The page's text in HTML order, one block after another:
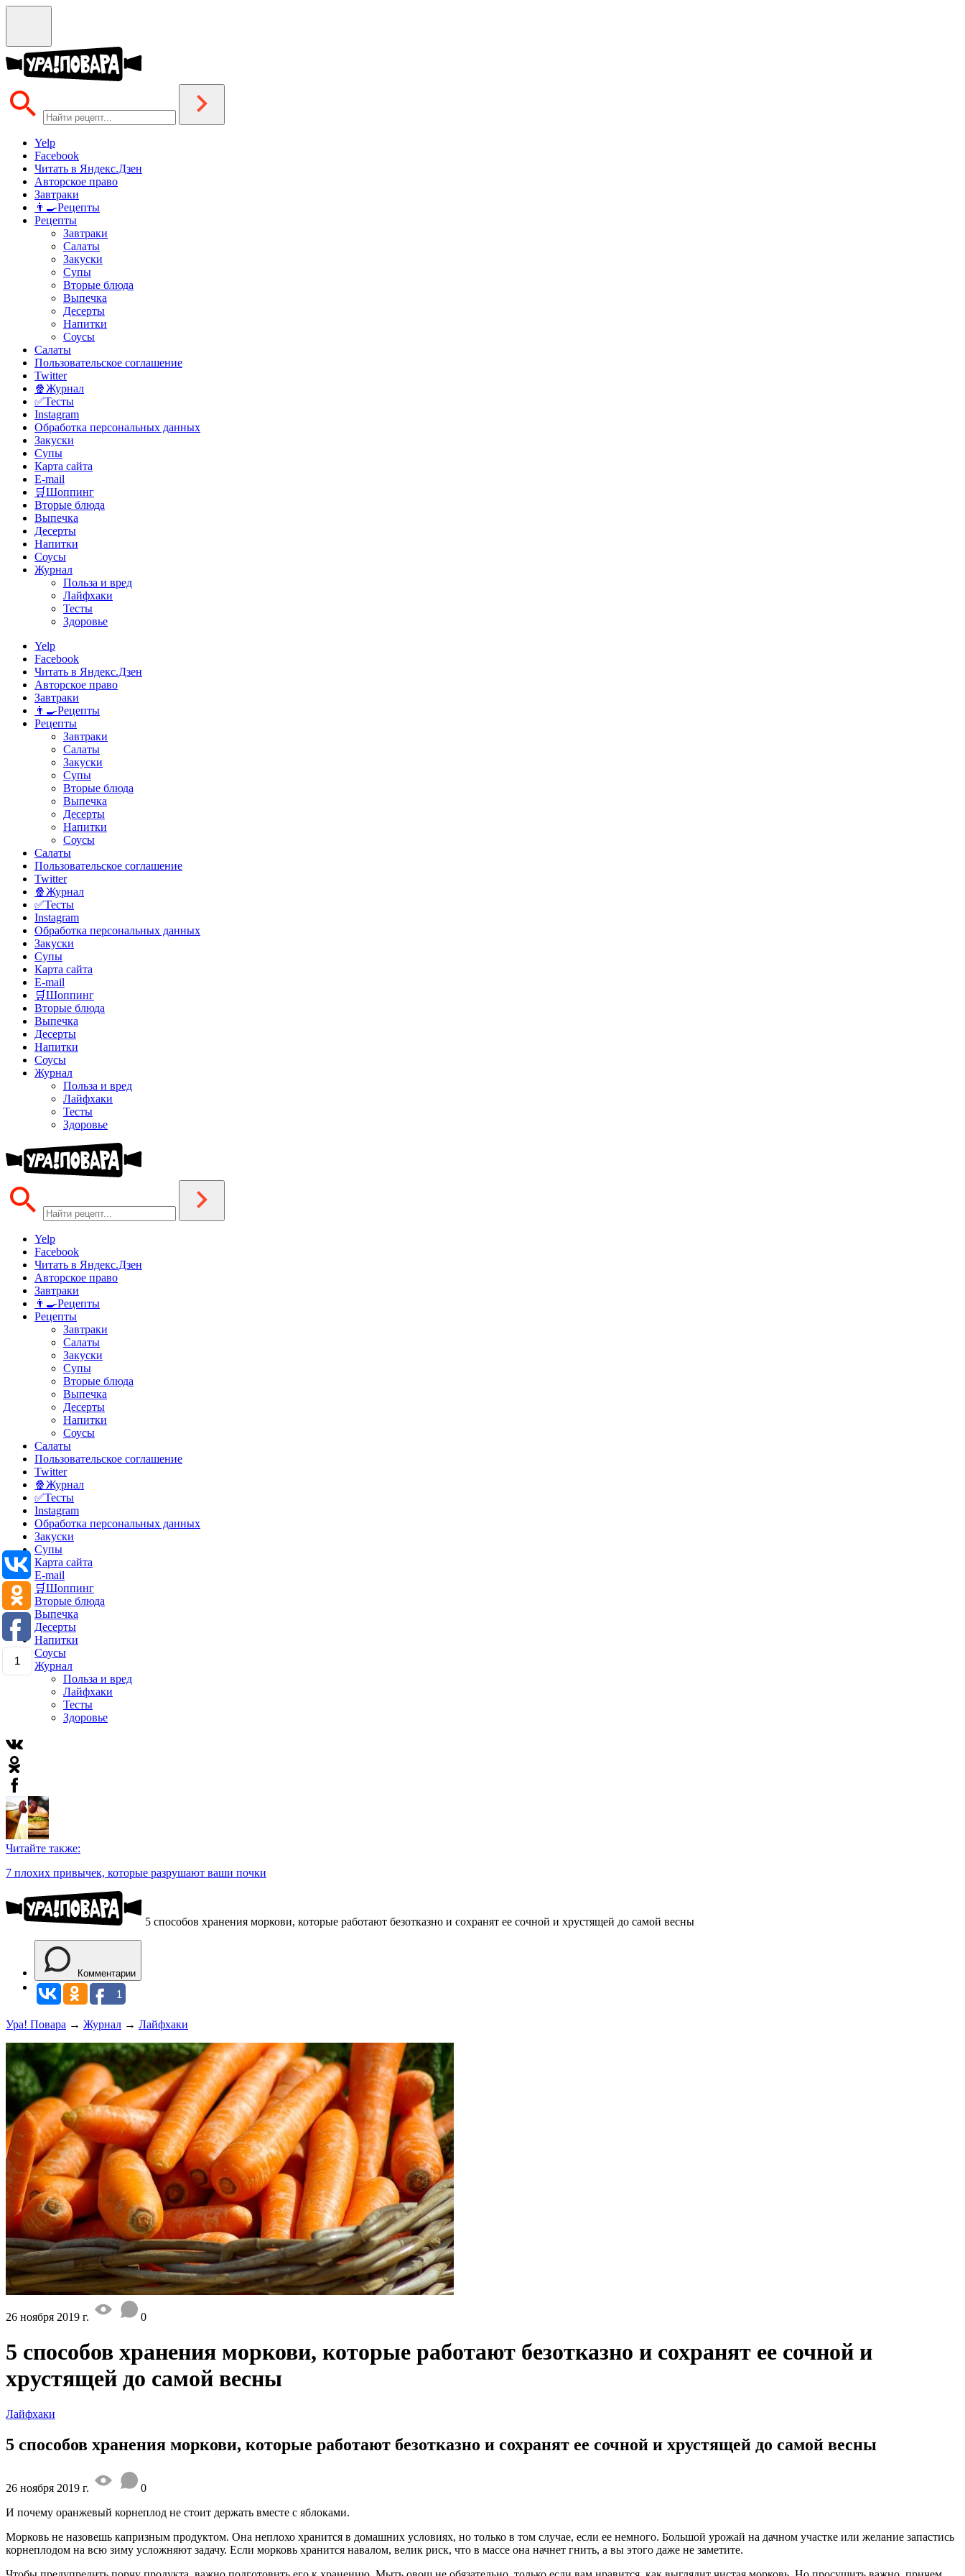
Yelp
Facebook
Читать в Яндекс.Дзен
Авторское право
Завтраки
👨‍🍳Рецепты
Рецепты
Завтраки
Салаты
Закуски
Супы
Вторые блюда
Выпечка
Десерты
Напитки
Соусы
Салаты
Пользовательское соглашение
Twitter
🍿Журнал
✅Тесты
Instagram
Обработка персональных данных
Закуски
Супы
Карта сайта
E-mail
🛒Шоппинг
Вторые блюда
Выпечка
Десерты
Напитки
Соусы
Журнал
Польза и вред
Лайфхаки
Тесты
Здоровье
Yelp
Facebook
Читать в Яндекс.Дзен
Авторское право
Завтраки
👨‍🍳Рецепты
Рецепты
Завтраки
Салаты
Закуски
Супы
Вторые блюда
Выпечка
Десерты
Напитки
Соусы
Салаты
Пользовательское соглашение
Twitter
🍿Журнал
✅Тесты
Instagram
Обработка персональных данных
Закуски
Супы
Карта сайта
E-mail
🛒Шоппинг
Вторые блюда
Выпечка
Десерты
Напитки
Соусы
Журнал
Польза и вред
Лайфхаки
Тесты
Здоровье
Yelp
Facebook
Читать в Яндекс.Дзен
Авторское право
Завтраки
👨‍🍳Рецепты
Рецепты
Завтраки
Салаты
Закуски
Супы
Вторые блюда
Выпечка
Десерты
Напитки
Соусы
Салаты
Пользовательское соглашение
Twitter
🍿Журнал
✅Тесты
Instagram
Обработка персональных данных
Закуски
Супы
Карта сайта
E-mail
🛒Шоппинг
Вторые блюда
Выпечка
Десерты
Напитки
Соусы
Журнал
Польза и вред
Лайфхаки
Тесты
Здоровье
Читайте также:
7 плохих привычек, которые разрушают ваши почки
5 способов хранения моркови, которые работают безотказно и сохранят ее сочной и хрустящей до самой весны
Комментарии
1
Ура! Повара → Журнал → Лайфхаки
26 ноября 2019 г. 0
5 способов хранения моркови, которые работают безотказно и сохранят ее сочной и
хрустящей до самой весны
Лайфхаки
5 способов хранения моркови, которые работают безотказно и сохранят ее сочной и хрустящей до самой весны
26 ноября 2019 г.
0
И почему оранжевый корнеплод не стоит держать вместе с яблоками.
Морковь не назовешь капризным продуктом. Она неплохо хранится в домашних условиях, но только в том случае, если ее немного. Большой урожай на дачном участке или желание запастись
корнеплодом на всю зиму усложняют задачу. Если морковь хранится навалом, велик риск, что в массе она начнет гнить, а вы этого даже не заметите.
1